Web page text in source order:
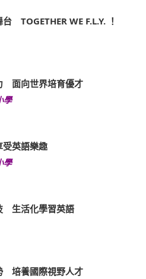
TOGETHER WE F.L.Y. ！
面向世界培育優才
學
英語樂趣
學
生活化學習英語
培養國際視野人才